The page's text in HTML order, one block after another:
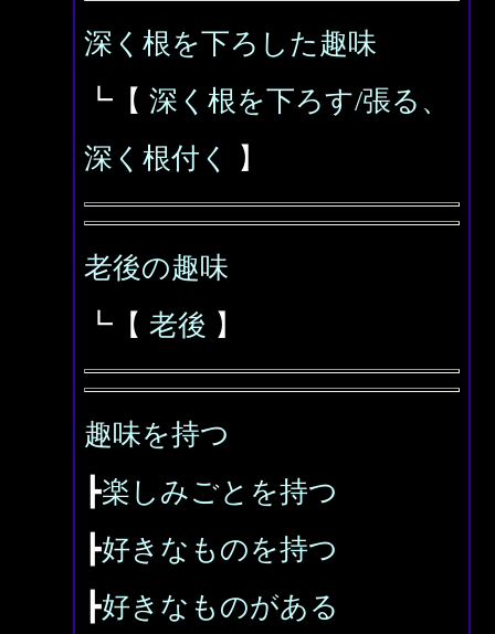
深く根を下ろした趣味
┗【 深く根を下ろす/張る、
深く根付く
】
老後の趣味
┗【 老後 】
趣味を持つ
┣楽しみごとを持つ
┣好きなものを持つ
┣好きなものがある